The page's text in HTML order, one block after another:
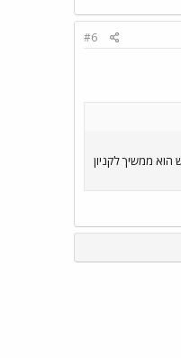
#6
ממשיך לקניון